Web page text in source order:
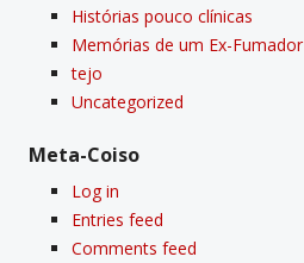
Histórias pouco clí­nicas
Memórias de um Ex-Fumador
tejo
Uncategorized
Meta-Coiso
Log in
Entries feed
Comments feed